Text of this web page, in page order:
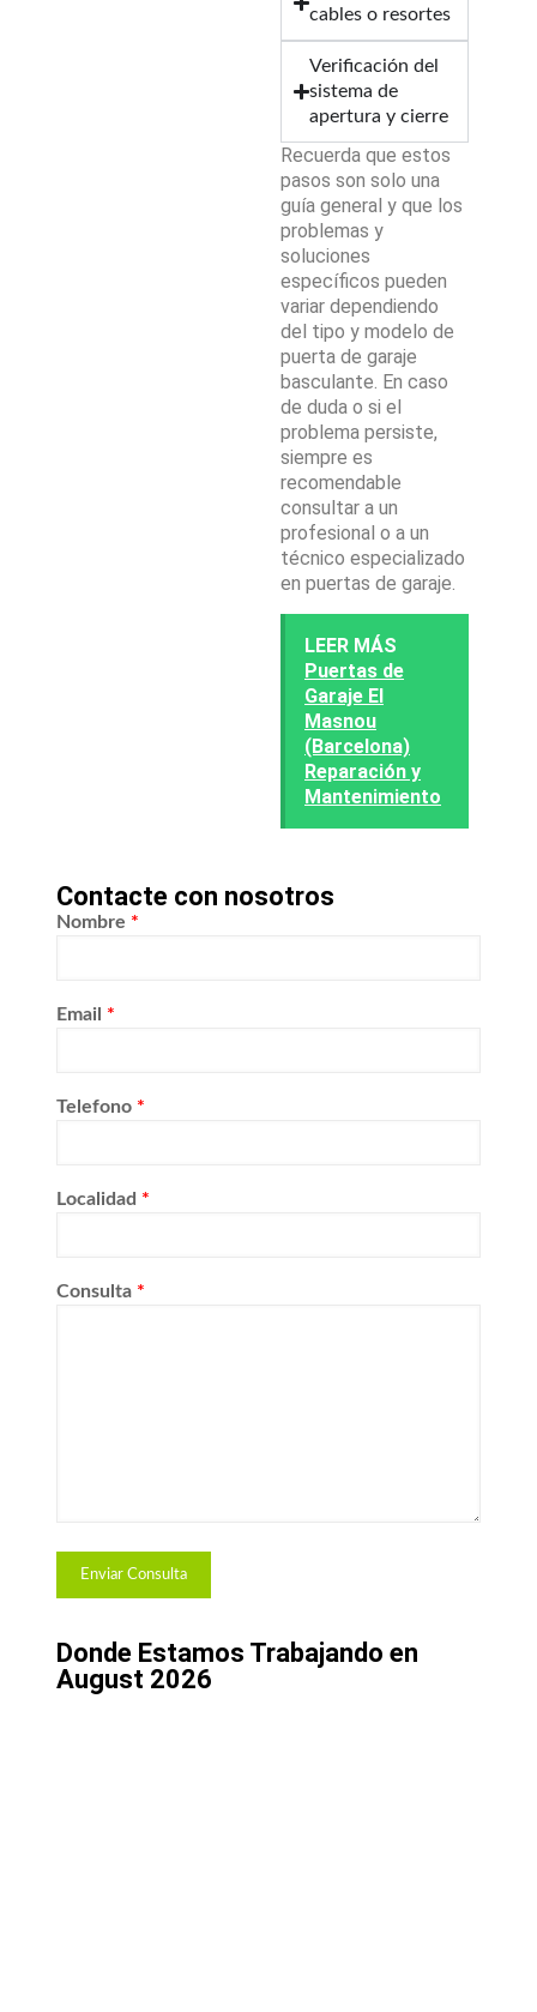
cables o resortes
Verificación del
sistema de
apertura y cierre
Recuerda que estos
pasos son solo una
guía general y que los
problemas y
soluciones
específicos pueden
variar dependiendo
del tipo y modelo de
puerta de garaje
basculante. En caso
de duda o si el
problema persiste,
siempre es
recomendable
consultar a un
profesional o a un
técnico especializado
en puertas de garaje.
LEER MÁS
Puertas de
Garaje El
Masnou
(Barcelona)
Reparación y
Mantenimiento
Contacte con nosotros
Nombre *
Email *
Telefono *
Localidad *
Consulta *
Donde Estamos Trabajando en
August 2026